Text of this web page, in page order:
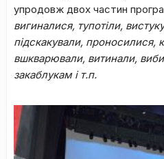
упродовж двох частин
вигиналися, тупотіли,
підскакували, проносилися,
вшкварювали, витинали,
закаблукам і т.п.